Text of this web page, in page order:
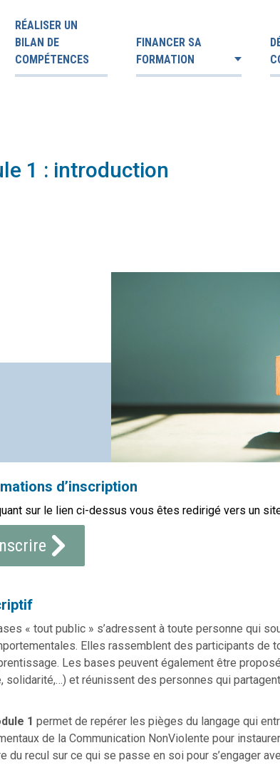
RÉALISER UN
BILAN DE
COMPÉTENCES
FINANCER SA
FORMATION
1 : introduction
d’inscription
sur le lien ci-dessus vous êtes redirigé vers un
« tout public » s’adressent à toute personne qui
Elles rassemblent des participants de
Les bases peuvent également être
solidarité,…) et réunissent des personnes qui
1 permet de repérer les pièges du langage qui
de la Communication NonViolente pour
du recul sur ce qui se passe en soi pour s’engager